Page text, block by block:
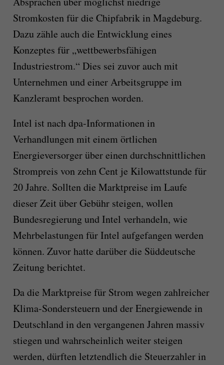
Stromkosten für die Chipfabrik in Magdeburg.
Dazu zähle auch die Entwicklung eines
Konzeptes für „wettbewerbsfähigen
Industriestrom.“ Dies sei zuvor auch mit
Unternehmen und einer Arbeitsgruppe im
Kanzleramt besprochen worden.
Intel ist nach dpa-Informationen in
Verhandlungen mit einem örtlichen
Energieversorger über einen durchschnittlichen
Strompreis von zehn Cent je Kilowattstunde für
20 Jahre. Sollten die Marktpreise im Laufe
dieser Zeit über Gebühr steigen, wollen
Bundesregierung und Intel verhandeln, wie
Mehrbelastungen für Intel aufgefangen werden
können. Zuvor hatte darüber die Süddeutsche
Zeitung berichtet.
Da die Marktpreise für Strom wegen zahlreicher
Klima-Sondersteuern und der Energiewende in
Deutschland in den vergangenen Jahren massiv
stiegen und wahrscheinlich weiter steigen
werden, dürften letztendlich die Steuerzahler in